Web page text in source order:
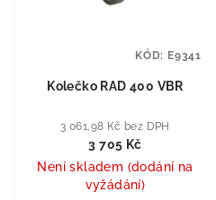
Kolečko RAD 400 VBR
3 061,98 Kč bez DPH
3 705 Kč
Není skladem (dodání na
vyžádání)
KÓD: E9341